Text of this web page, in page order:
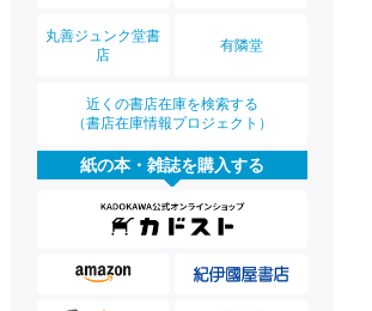
丸善ジュンク堂書
店
有隣堂
近くの書店在庫を検索する
（書店在庫情報プロジェクト）
紙の本・雑誌を購入する